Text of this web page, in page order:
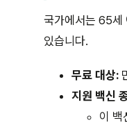
국가에서는 65세
있습니다.
무료 대상:
지원 백신
이 백